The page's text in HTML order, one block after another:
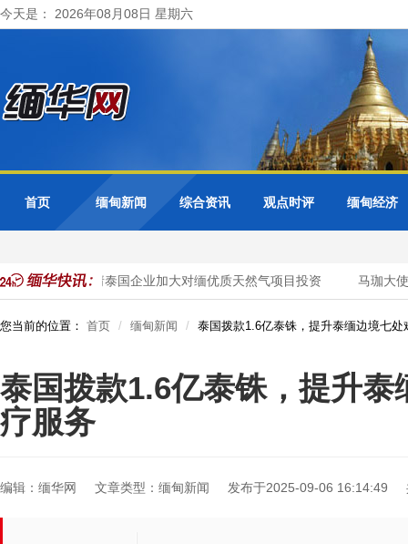
今天是： 2026年08月08日 星期六
首页 缅甸新闻 综合资讯 观点时评 缅甸经济
缅甸邀请泰国企业加大对缅优质天然气项目投资 马珈大使
您当前的位置： 首页 缅甸新闻 泰国拨款1.6亿泰铢，提升泰缅边境七处
泰国拨款1.6亿泰铢，提升泰
疗服务
编辑：缅华网 文章类型：缅甸新闻 发布于2025-09-06 16:14:49